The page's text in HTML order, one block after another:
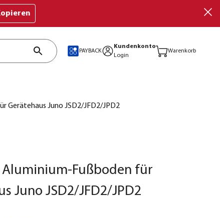
PAYBACK
Kundenkonto
Login
Warenkorb
Gerätehaus Juno JSD2/JFD2/JPD2
Aluminium-Fußboden für
Juno JSD2/JFD2/JPD2